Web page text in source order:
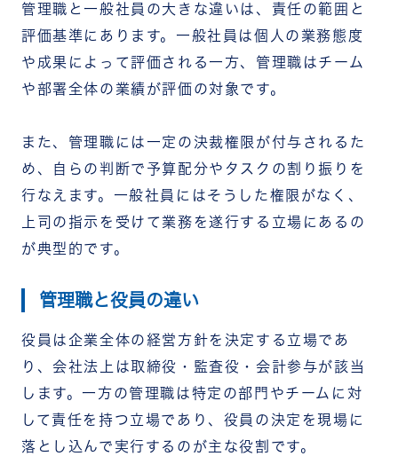
管理職と一般社員の大きな違いは、責任の範囲と
評価基準にあります。一般社員は個人の業務態度
や成果によって評価される一方、管理職はチーム
や部署全体の業績が評価の対象です。
また、管理職には一定の決裁権限が付与されるた
め、自らの判断で予算配分やタスクの割り振りを
行なえます。一般社員にはそうした権限がなく、
上司の指示を受けて業務を遂行する立場にあるの
が典型的です。
管理職と役員の違い
役員は企業全体の経営方針を決定する立場であ
り、会社法上は取締役・監査役・会計参与が該当
します。一方の管理職は特定の部門やチームに対
して責任を持つ立場であり、役員の決定を現場に
落とし込んで実行するのが主な役割です。